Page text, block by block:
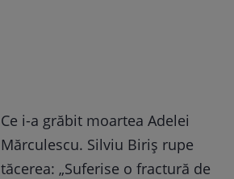
Ce i-a grăbit moartea Adelei
Mărculescu. Silviu Biriș rupe
tăcerea: „Suferise o fractură de